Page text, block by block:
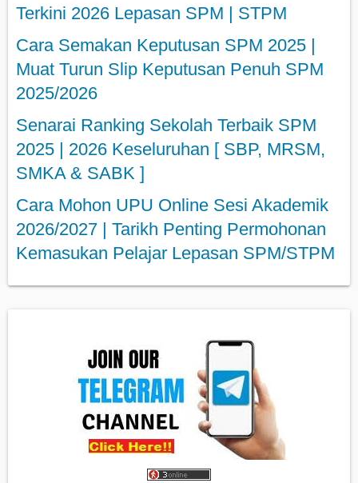
Terkini 2026 Lepasan SPM | STPM
Cara Semakan Keputusan SPM 2025 |
Muat Turun Slip Keputusan Penuh SPM
2025/2026
Senarai Ranking Sekolah Terbaik SPM
2025 | 2026 Keseluruhan [ SBP, MRSM,
SMKA & SABK ]
Cara Mohon UPU Online Sesi Akademik
2026/2027 | Tarikh Penting Permohonan
Kemasukan Pelajar Lepasan SPM/STPM